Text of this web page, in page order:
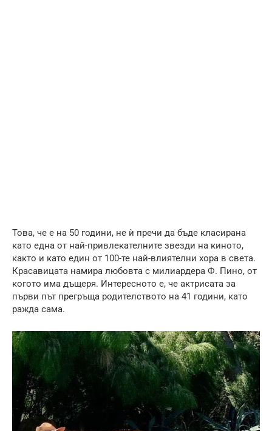
Това, че е на 50 години, не ѝ пречи да бъде класирана
като една от най-привлекателните звезди на киното,
както и като един от 100-те най-влиятелни хора в света.
Красавицата намира любовта с милиардера Ф. Пино, от
когото има дъщеря. Интересното е, че актрисата за
първи път прегръща родителството на 41 години, като
ражда сама.